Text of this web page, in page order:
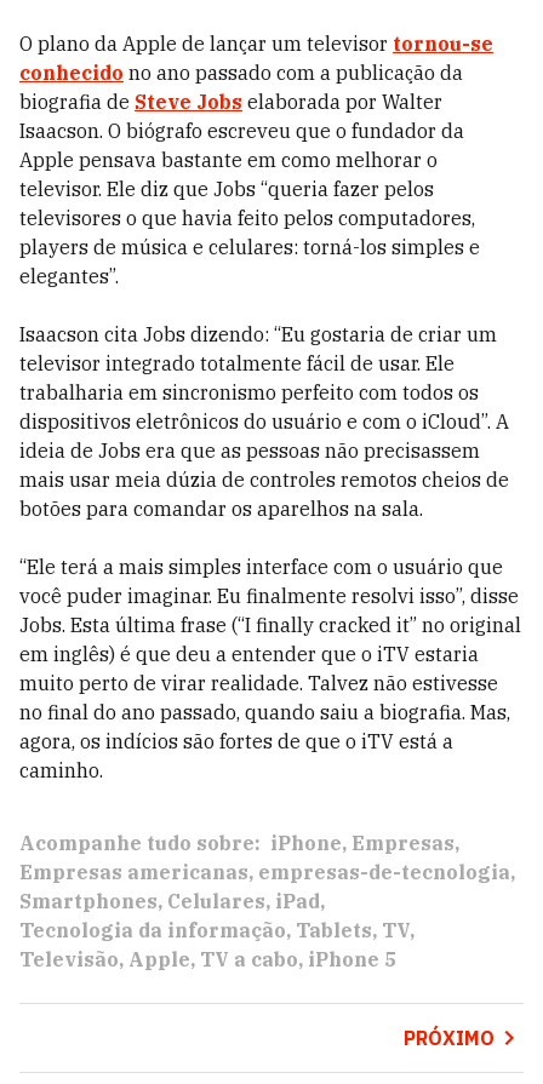
O plano da Apple de lançar um televisor tornou-se
conhecido no ano passado com a publicação da
biografia de Steve Jobs elaborada por Walter
Isaacson. O biógrafo escreveu que o fundador da
Apple pensava bastante em como melhorar o
televisor. Ele diz que Jobs “queria fazer pelos
televisores o que havia feito pelos computadores,
players de música e celulares: torná-los simples e
elegantes”.
Isaacson cita Jobs dizendo: “Eu gostaria de criar um
televisor integrado totalmente fácil de usar. Ele
trabalharia em sincronismo perfeito com todos os
dispositivos eletrônicos do usuário e com o iCloud”. A
ideia de Jobs era que as pessoas não precisassem
mais usar meia dúzia de controles remotos cheios de
botões para comandar os aparelhos na sala.
“Ele terá a mais simples interface com o usuário que
você puder imaginar. Eu finalmente resolvi isso”, disse
Jobs. Esta última frase (“I finally cracked it” no original
em inglês) é que deu a entender que o iTV estaria
muito perto de virar realidade. Talvez não estivesse
no final do ano passado, quando saiu a biografia. Mas,
agora, os indícios são fortes de que o iTV está a
caminho.
Acompanhe tudo sobre: iPhone Empresas
Empresas americanas empresas-de-tecnologia
Smartphones Celulares iPad
Tecnologia da informação Tablets TV
Televisão Apple TV a cabo iPhone 5
PRÓXIMO